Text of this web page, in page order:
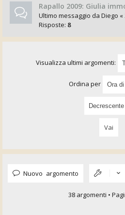
Rapallo 2009: Giulia
Ultimo messaggio da Diego «
Risposte: 8
Visualizza ultimi argomenti:
Ordina per
Nuovo argomento
38 argomenti •